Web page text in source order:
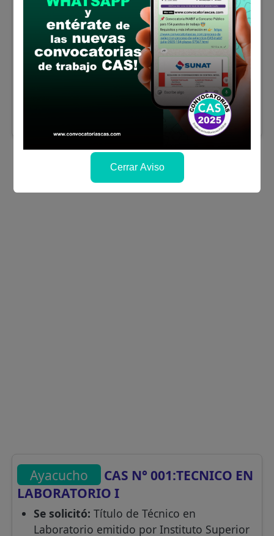
EN ENFERMERÍA
Se solicitó:Título Profesional de licenciada
(o) en enfermería (Indispensable).
Colegiado y habilitación profesional
vigente (Indispensable)
Ayacucho
CAS N° 001:TECNICO EN
LABORATORIO I
Se solicitó: Título de Técnico en
Laboratorio emitido por Instituto Superior
Cerrar Aviso